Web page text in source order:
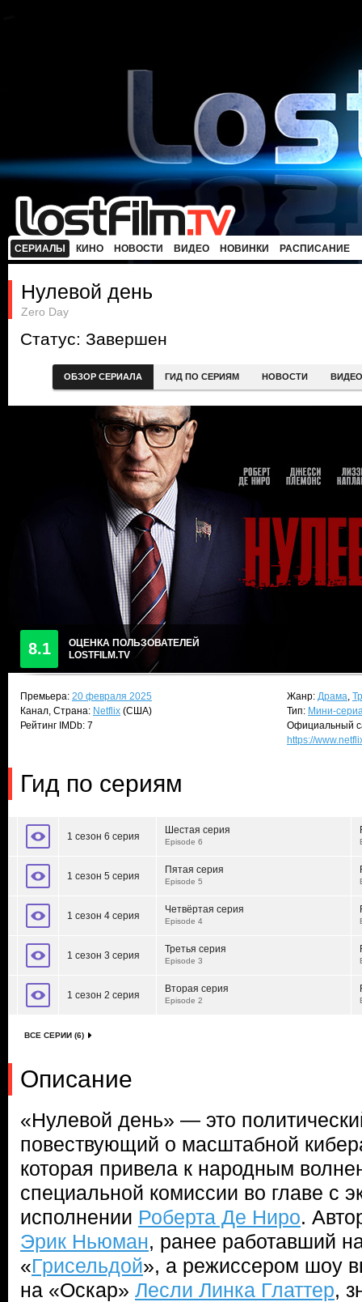
СЕРИАЛЫ КИНО НОВОСТИ ВИДЕО НОВИНКИ РАСПИСАНИЕ
Нулевой день
Zero Day
Статус: Завершен
ОБЗОР СЕРИАЛА ГИД ПО СЕРИЯМ НОВОСТИ ВИДЕО
8.1
ОЦЕНКА ПОЛЬЗОВАТЕЛЕЙ
LOSTFILM.TV
Премьера: 20 февраля 2025
Канал, Страна: Netflix (США)
Рейтинг IMDb: 7
Жанр: Драма,
Тип: Мини-
Официальный
https://
Гид по сериям
1 сезон 6 серия
Шестая серия
Episode 6
1 сезон 5 серия
Пятая серия
Episode 5
1 сезон 4 серия
Четвёртая серия
Episode 4
1 сезон 3 серия
Третья серия
Episode 3
1 сезон 2 серия
Вторая серия
Episode 2
ВСЕ СЕРИИ (6)
Описание
«Нулевой день» — это
повествующий о масштабной
которая привела к народным
специальной комиссии во главе с
исполнении Роберта Де Ниро.
Эрик Ньюман, ранее работавший
«Грисельдой», а режиссером шоу
на «Оскар» Лесли Линка Глаттер,